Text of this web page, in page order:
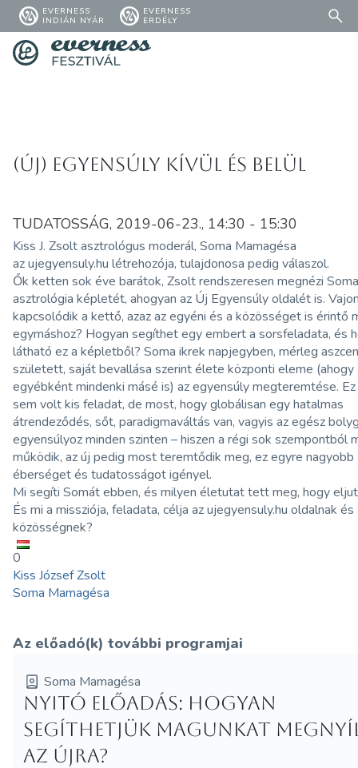
EVERNESS
INDIÁN NYÁR
EVERNESS
ERDÉLY
(Új) Egyensúly kívül és belül
TUDATOSSÁG, 2019-06-23., 14:30 - 15:30
Kiss J. Zsolt asztrológus moderál, Soma Mamagésa
az ujegyensuly.hu létrehozója, tulajdonosa pedig válaszol.
Ők ketten sok éve barátok, Zsolt rendszeresen megnézi Soma
asztrológia képletét, ahogyan az Új Egyensúly oldalét is.
kapcsolódik a kettő, azaz az egyéni és a közösséget is érintő
egymáshoz? Hogyan segíthet egy embert a sorsfeladata, és
látható ez a képletből? Soma ikrek napjegyben, mérleg
született, saját bevallása szerint élete központi eleme (ahogy
egyébként mindenki másé is) az egyensúly megteremtése.
sem volt kis feladat, de most, hogy globálisan egy hatalmas
átrendeződés, sőt, paradigmaváltás van, vagyis az egész
egyensúlyoz minden szinten – hiszen a régi sok szempontból
működik, az új pedig most teremtődik meg, ez egyre nagyobb
éberséget és tudatosságot igényel.
Mi segíti Somát ebben, és milyen életutat tett meg, hogy
És mi a missziója, feladata, célja az ujegyensuly.hu oldalnak és
közösségnek?
0
Kiss József Zsolt
Soma Mamagésa
Az előadó(k) további programjai
Soma Mamagésa
Nyitó előadás: HOGYAN
SEGÍTHETJÜK MAGUNKAT
AZ ÚJRA?